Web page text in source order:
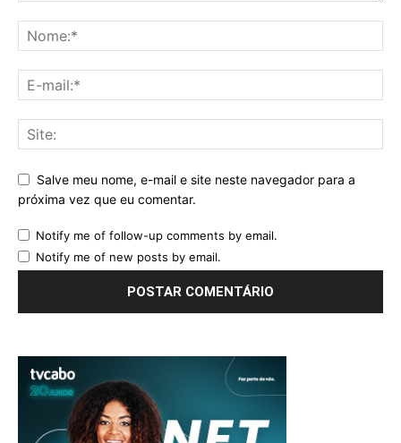
Salve meu nome, e-mail e site neste navegador para a
próxima vez que eu comentar.
Notify me of follow-up comments by email.
Notify me of new posts by email.